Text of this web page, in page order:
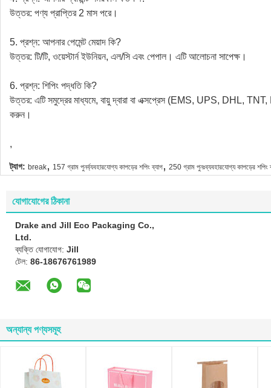
উত্তর: পণ্য প্রাপ্তির 2 মাস পরে।
5. প্রশ্ন: আপনার পেমেন্ট মেয়াদ কি?
উত্তর: টি/টি, ওয়েস্টার্ন ইউনিয়ন, এল/সি এবং পেপাল। এটি আলোচনা সাপেক্ষ।
6. প্রশ্ন: শিপিং পদ্ধতি কি?
উত্তর: এটি সমুদ্রের মাধ্যমে, বায়ু দ্বারা বা এক্সপ্রেস (EMS, UPS, DHL, TNT,
করুন।
,
ট্যাগ: break, 157 গ্রাম পুনর্ব্যবহারযোগ্য কাপড়ের শপিং ব্যাগ, 250 গ্রাম পুনঃব্যবহারযোগ্য কাপড়ের শপিং
যোগাযোগের ঠিকানা
Drake and Jill Eco Packaging Co.,
Ltd.
ব্যক্তি যোগাযোগ: Jill
টেল: 86-18676761989
অন্যান্য পণ্যসমূহ